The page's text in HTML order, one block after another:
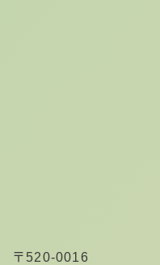
〒520-0016